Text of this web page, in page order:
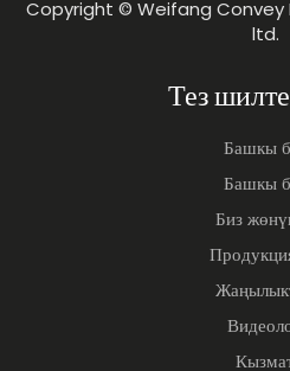
Copyright © Weifang
ltd.
Тез
Башкы
Башкы
Биз